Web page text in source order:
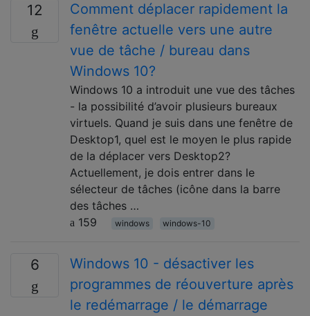
12
Comment déplacer rapidement la
fenêtre actuelle vers une autre
vue de tâche / bureau dans
Windows 10?
Windows 10 a introduit une vue des tâches
- la possibilité d’avoir plusieurs bureaux
virtuels. Quand je suis dans une fenêtre de
Desktop1, quel est le moyen le plus rapide
de la déplacer vers Desktop2?
Actuellement, je dois entrer dans le
sélecteur de tâches (icône dans la barre
des tâches …
159
windows windows-10
6
Windows 10 - désactiver les
programmes de réouverture après
le redémarrage / le démarrage